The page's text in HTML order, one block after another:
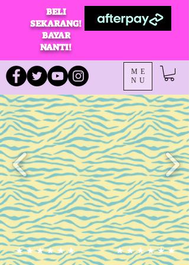
BELI
SEKARANG!
BAYAR
NANTI!
ME
NU